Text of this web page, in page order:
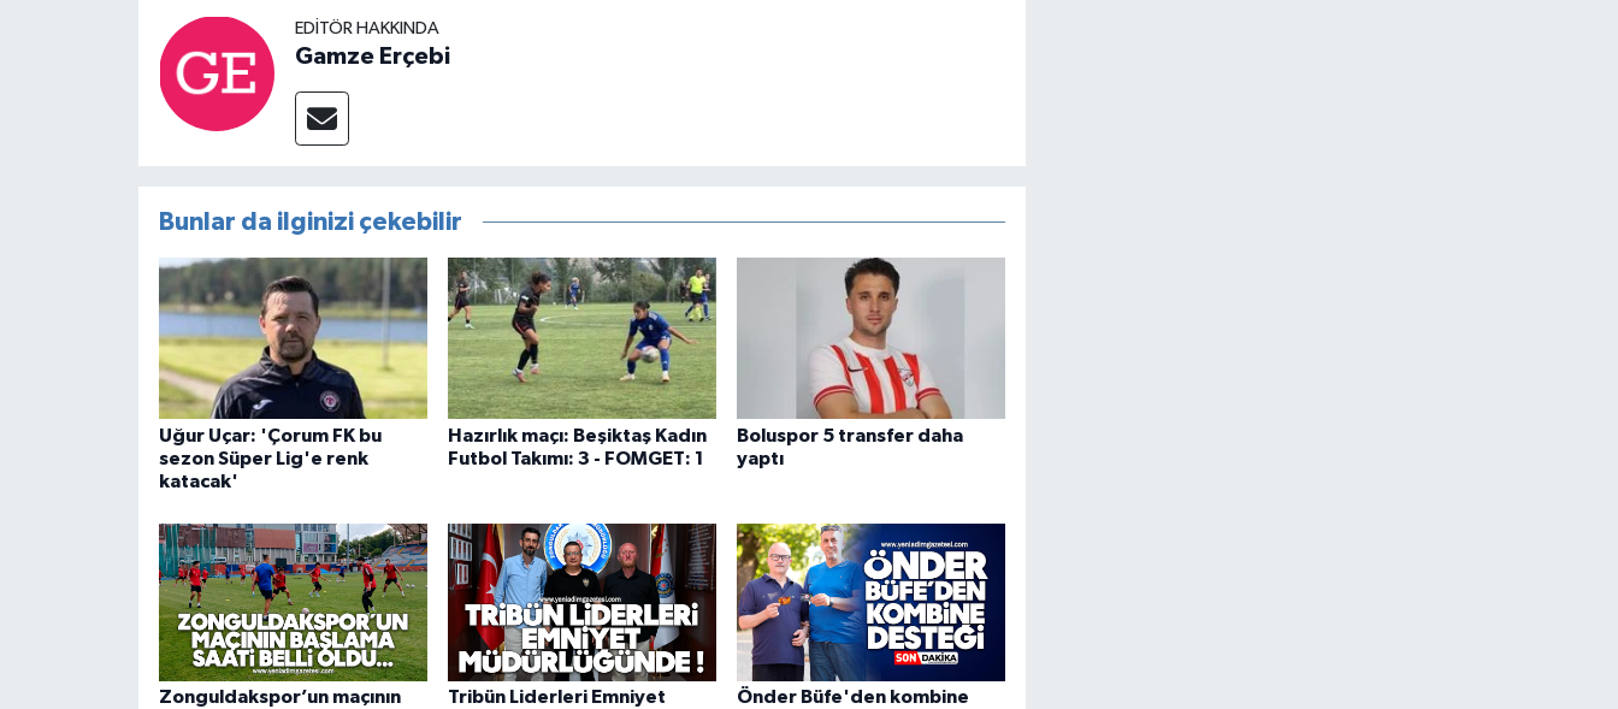
EDITÖR HAKKINDA
Gamze Erçebi
Bunlar da ilginizi çekebilir
Uğur Uçar: 'Çorum FK bu
sezon Süper Lig'e renk
katacak'
Hazırlık maçı: Beşiktaş Kadın
Futbol Takımı: 3 - FOMGET: 1
Boluspor 5 transfer daha
yaptı
Zonguldakspor’un maçının
Tribün Liderleri Emniyet
Önder Büfe'den kombine